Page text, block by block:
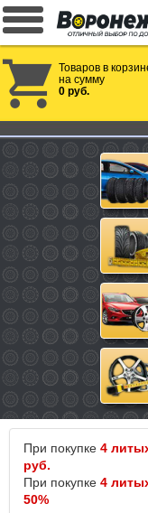
Товаров в
на сумму
0 руб.
При покупке 4
руб.
При покупке 4
50%